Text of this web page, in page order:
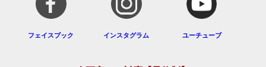
フェイスブック インスタグラム ユーチューブ